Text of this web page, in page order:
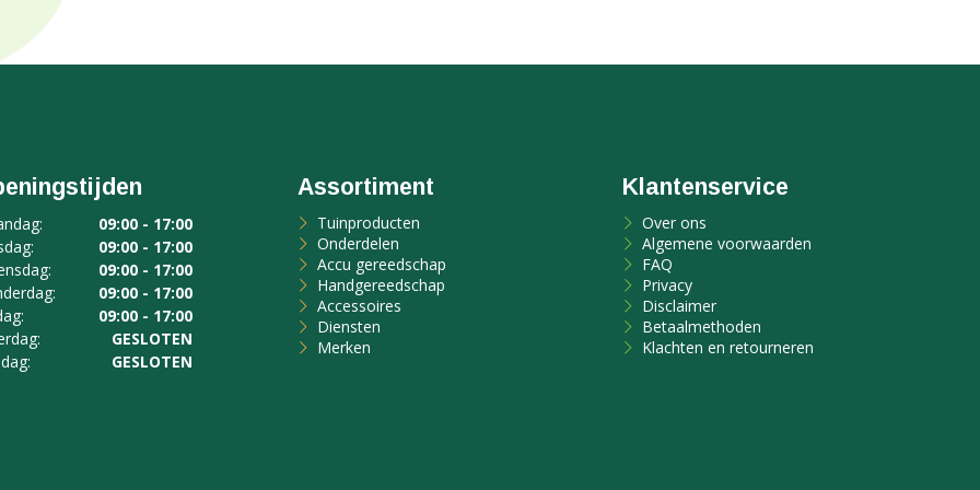
09:00 - 17:00
09:00 - 17:00
09:00 - 17:00
09:00 - 17:00
09:00 - 17:00
GESLOTEN
GESLOTEN
Assortiment
Tuinproducten
Onderdelen
Accu gereedschap
Handgereedschap
Accessoires
Diensten
Merken
Klantenservice
Over ons
Algemene voorwaarden
FAQ
Privacy
Disclaimer
Betaalmethoden
Klachten en retourneren